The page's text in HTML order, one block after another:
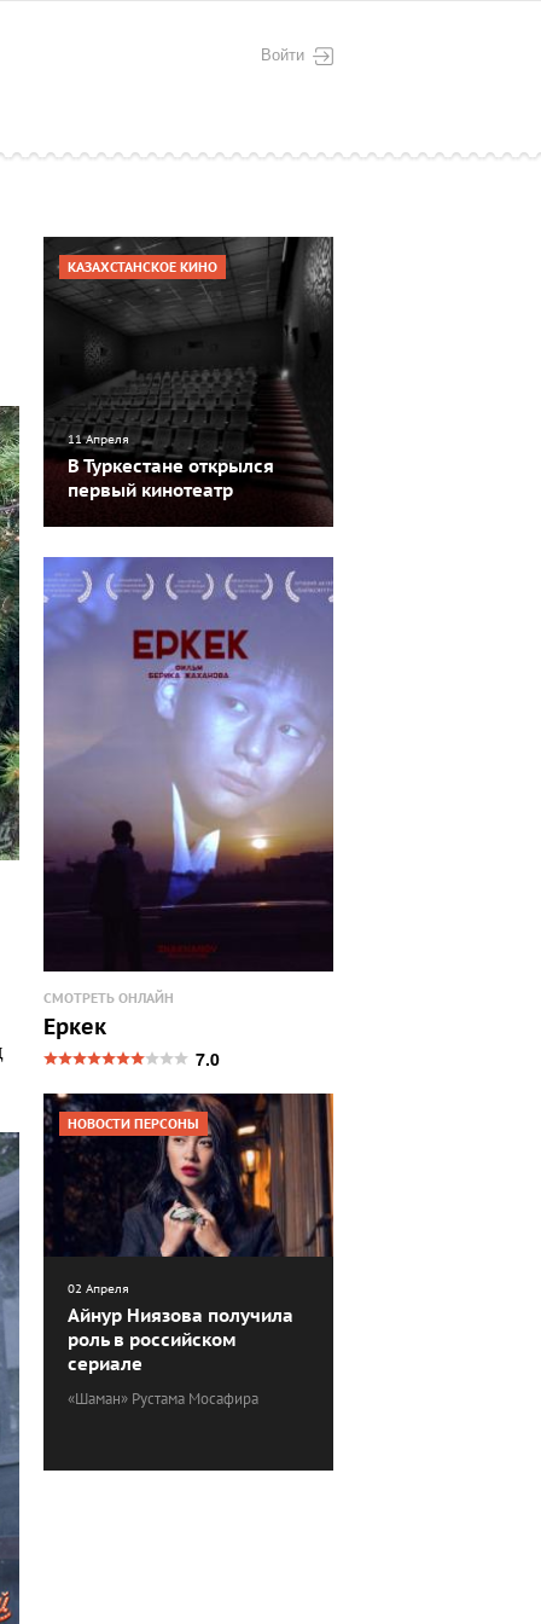
Войти
КАЗАХСТАНСКОЕ КИНО
11 Апреля
В Туркестане открылся
первый кинотеатр
СМОТРЕТЬ ОНЛАЙН
Еркек
7.0
НОВОСТИ ПЕРСОНЫ
02 Апреля
Айнур Ниязова получила
роль в российском
сериале
«Шаман» Рустама Мосафира